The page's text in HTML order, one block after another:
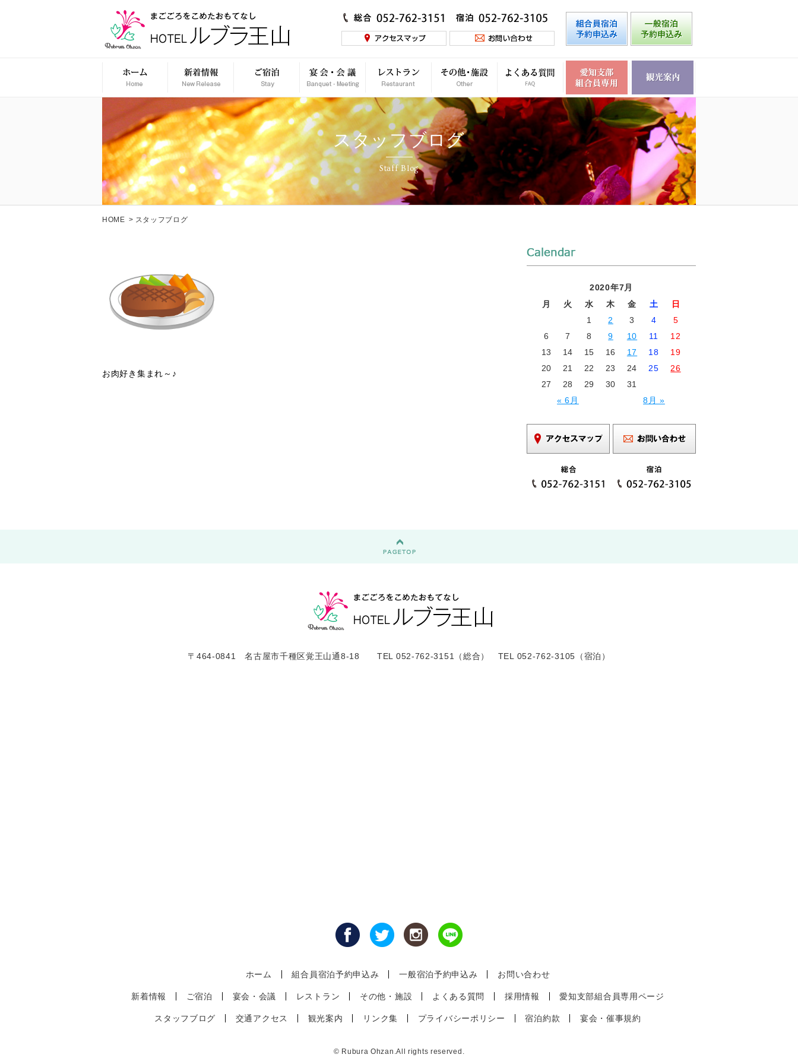
スタッフブログ
Staff Blog
HOME > スタッフブログ
お肉好き集まれ～♪
2020年7月
月
火 水 木 金 土 日
« 6月 8月 »
1 2 3 4
5
6
7 8 9 10 11
12
13
14 15 16 17 18
19
20
21 22 23 24 25
26
27
28 29 30 31
〒464-0841 名古屋市千種区覚王山通8-18 TEL 052-762-3151（総合） TEL 052-762-3105（宿泊）
ホーム 組合員宿泊予約申込み 一般宿泊予約申込み お問い合わせ
新着情報 ご宿泊 宴会・会議 レストラン その他・施設 よくある質問 採用情報 愛知支部組合員専用ページ
スタッフブログ 交通アクセス 観光案内 リンク集 プライバシーポリシー 宿泊約款 宴会・催事規約
© Rubura Ohzan.All rights reserved.